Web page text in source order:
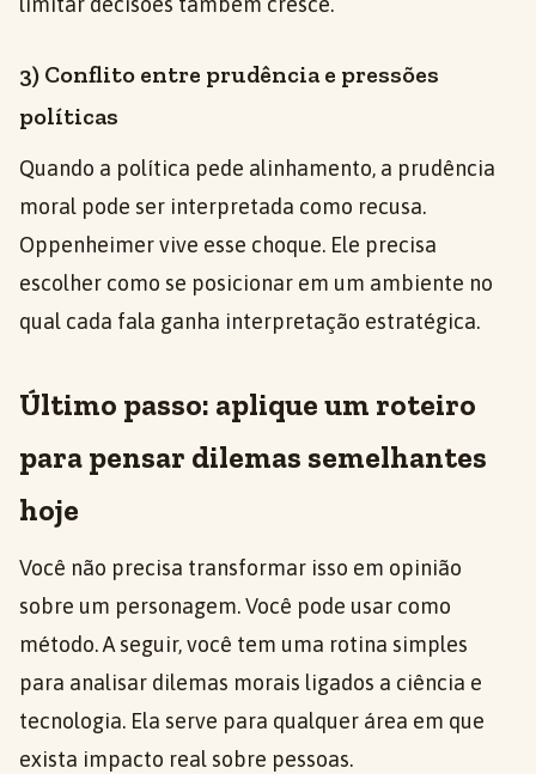
3) Conflito entre prudência e pressões
políticas
Quando a política pede alinhamento, a prudência
moral pode ser interpretada como recusa.
Oppenheimer vive esse choque. Ele precisa
escolher como se posicionar em um ambiente no
qual cada fala ganha interpretação estratégica.
Último passo: aplique um roteiro
para pensar dilemas semelhantes
hoje
Você não precisa transformar isso em opinião
sobre um personagem. Você pode usar como
método. A seguir, você tem uma rotina simples
para analisar dilemas morais ligados a ciência e
tecnologia. Ela serve para qualquer área em que
exista impacto real sobre pessoas.